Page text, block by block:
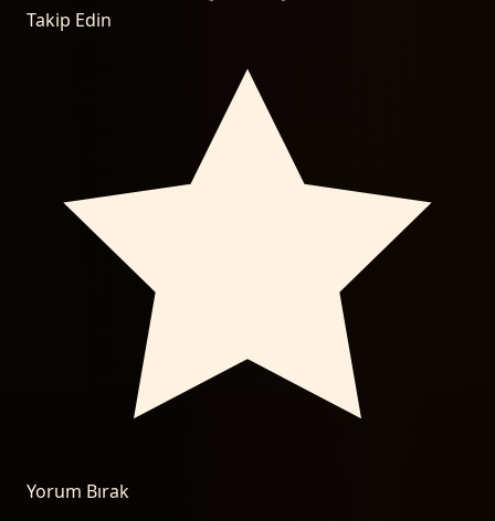
Takip Edin
Yorum Bırak